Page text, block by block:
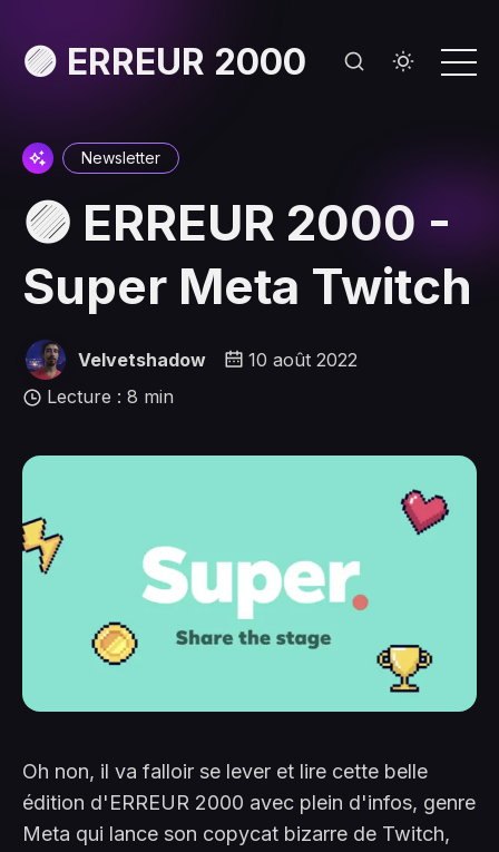
🟣 ERREUR 2000
Newsletter
🟣 ERREUR 2000 -
Super Meta Twitch
Velvetshadow
10 août 2022
Lecture : 8 min
Oh non, il va falloir se lever et lire cette belle
édition d'ERREUR 2000 avec plein d'infos, genre
Meta qui lance son copycat bizarre de Twitch,